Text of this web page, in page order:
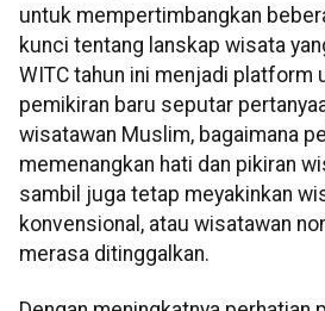
untuk mempertimbangkan
kunci tentang lanskap wisata
WITC tahun ini menjadi platform
pemikiran baru seputar
wisatawan Muslim, bagaimana
memenangkan hati dan pikiran
sambil juga tetap meyakinkan
konvensional, atau wisatawan
merasa ditinggalkan.